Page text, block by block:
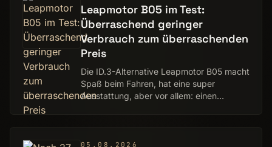
Leapmotor B05 im Test:
Überraschend geringer
Verbrauch zum überraschenden
Preis
Die ID.3-Alternative Leapmotor B05 macht
Spaß beim Fahren, hat eine super
Ausstattung, aber vor allem: einen
05.08.2026